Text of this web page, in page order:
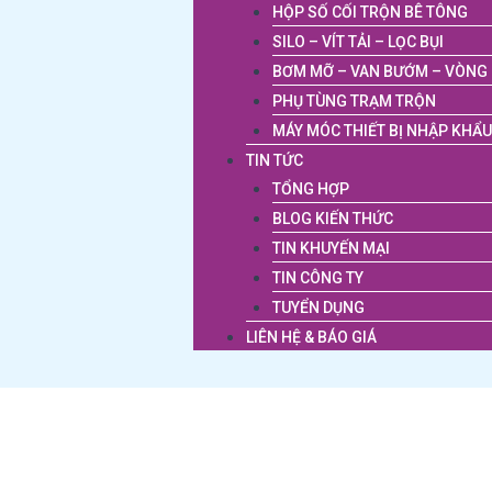
HỘP SỐ CỐI TRỘN BÊ TÔNG
SILO – VÍT TẢI – LỌC BỤI
BƠM MỠ – VAN BƯỚM – VÒNG
PHỤ TÙNG TRẠM TRỘN
MÁY MÓC THIẾT BỊ NHẬP KHẨU
TIN TỨC
TỔNG HỢP
BLOG KIẾN THỨC
TIN KHUYẾN MẠI
TIN CÔNG TY
TUYỂN DỤNG
LIÊN HỆ & BÁO GIÁ